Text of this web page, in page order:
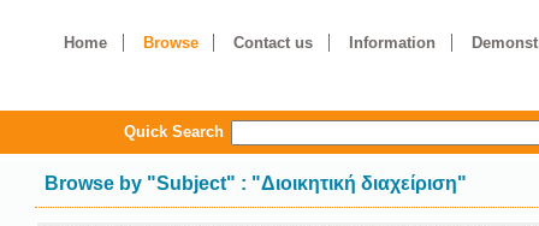
Home Browse Contact us Information
Quick Search
Browse by "Subject" : "Διοικητική διαχείριση"